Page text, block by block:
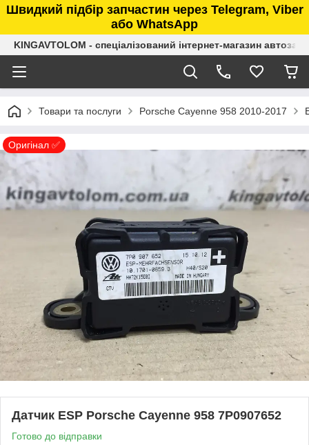
Швидкий підбір запчастин через Telegram, Viber
або WhatsApp
KINGAVTOLOM - спеціалізований інтернет-магазин
Товари та послуги Porsche Cayenne 958 2010-2017
Оригінал ✅
Датчик ESP Porsche Cayenne 958 7P0907652
Готово до відправки